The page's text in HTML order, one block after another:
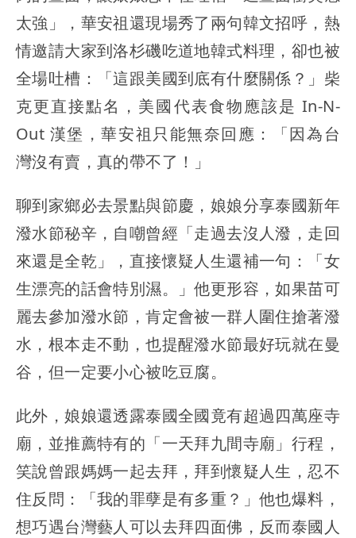
太強」，華安祖還現場秀了兩句韓文招呼，熱
情邀請大家到洛杉磯吃道地韓式料理，卻也被
全場吐槽：「這跟美國到底有什麼關係？」柴
克更直接點名，美國代表食物應該是 In-N-
Out 漢堡，華安祖只能無奈回應：「因為台
灣沒有賣，真的帶不了！」
聊到家鄉必去景點與節慶，娘娘分享泰國新年
潑水節秘辛，自嘲曾經「走過去沒人潑，走回
來還是全乾」，直接懷疑人生還補一句：「女
生漂亮的話會特別濕。」他更形容，如果苗可
麗去參加潑水節，肯定會被一群人圍住搶著潑
水，根本走不動，也提醒潑水節最好玩就在曼
谷，但一定要小心被吃豆腐。
此外，娘娘還透露泰國全國竟有超過四萬座寺
廟，並推薦特有的「一天拜九間寺廟」行程，
笑說曾跟媽媽一起去拜，拜到懷疑人生，忍不
住反問：「我的罪孽是有多重？」他也爆料，
想巧遇台灣藝人可以去拜四面佛，反而泰國人